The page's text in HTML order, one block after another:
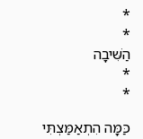
*
*
הַשִּׁיבָה
*
*
כַּמָּה הִתְאַמַּצְתִּי